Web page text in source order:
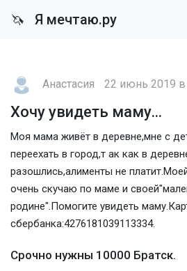
🦄 Я мечтаю.ру
Анастасия 22 июнь 2019 в
Хочу увидеть маму...
Моя мама живёт в деревне,мне с
переехать в город,т ак как в
разошлись,алименты не
очень скучаю по маме и
родине".Помогите увидеть
сбербанка:4276181039113334.
Срочно нужны 10000 Братск.